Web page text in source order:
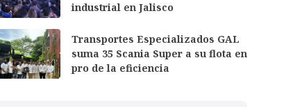
industrial en Jalisco
Transportes Especializados GAL
suma 35 Scania Super a su flota en
pro de la eficiencia